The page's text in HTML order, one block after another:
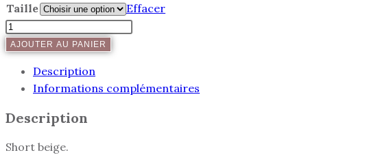
Taille Effacer
AJOUTER AU PANIER
Description
Informations complémentaires
Description
Short beige.